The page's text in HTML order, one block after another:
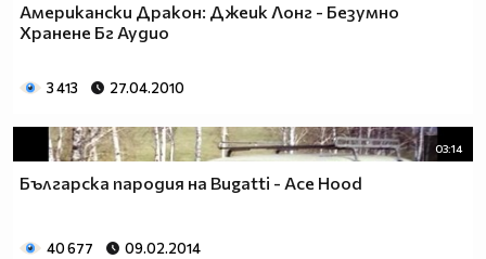
Американски Дракон: Джеик Лонг - Безумно
Хранене Бг Аудио
3 413 27.04.2010
03:14
Българска пародия на Bugatti - Ace Hood
40 677 09.02.2014